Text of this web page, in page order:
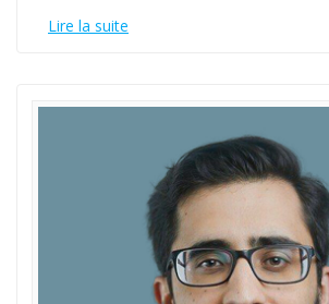
Lire la suite